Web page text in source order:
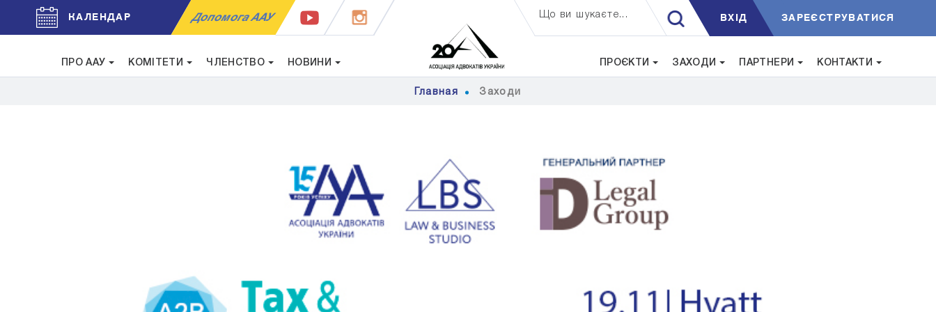
КАЛЕНДАР Допомога ААУ Що ви шукаєте... ВXIД ЗАРЕЄСТРУВАТИСЯ
ПРО ААУ КОМІТЕТИ ЧЛЕНСТВО НОВИНИ ПРОЄКТИ ЗАХОДИ ПАРТНЕРИ КОНТАКТИ
Главная Заходи